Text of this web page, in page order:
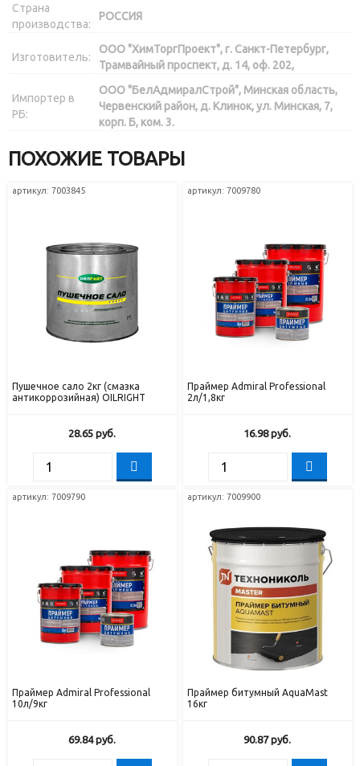
Страна
производства:
РОССИЯ
Изготовитель:
ООО "ХимТоргПроект", г. Санкт-Петербург,
Трамвайный проспект, д. 14, оф. 202,
Импортер в
РБ:
ООО "БелАдмиралСтрой", Минская область,
Червенский район, д. Клинок, ул. Минская, 7,
корп. Б, ком. 3.
ПОХОЖИЕ ТОВАРЫ
артикул: 7003845
Пушечное сало 2кг (смазка
антикоррозийная) OILRIGHT
28.65 руб.
артикул: 7009780
Праймер Admiral Professional
2л/1,8кг
16.98руб.
артикул: 7009790
Праймер Admiral Professional
10л/9кг
69.84руб.
артикул: 7009900
Праймер битумный AquaMast
16кг
90.87руб.